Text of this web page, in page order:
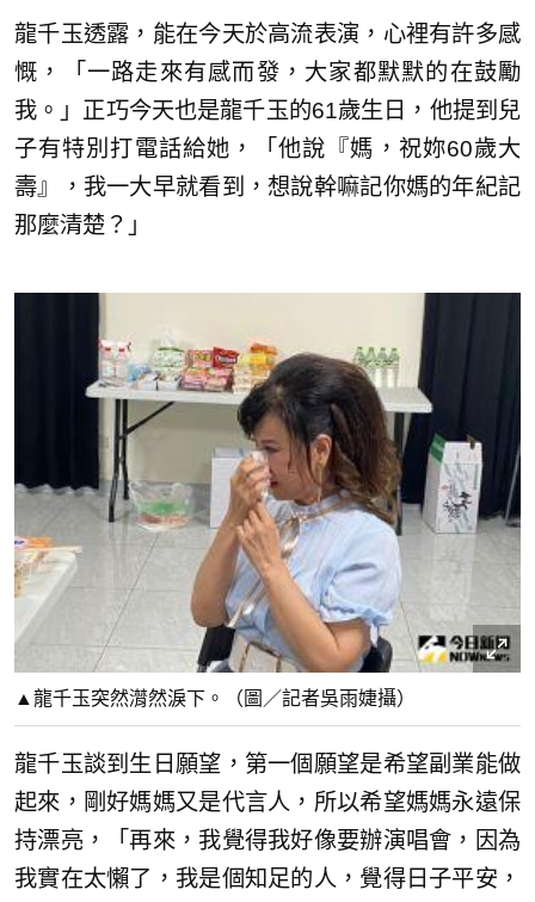
龍千玉透露，能在今天於高流表演，心裡有許多感
慨，「一路走來有感而發，大家都默默的在鼓勵
我。」正巧今天也是龍千玉的61歲生日，他提到兒
子有特別打電話給她，「他說『媽，祝妳60歲大
壽』，我一大早就看到，想說幹嘛記你媽的年紀記
那麼清楚？」
▲龍千玉突然潸然淚下。（圖／記者吳雨婕攝）
龍千玉談到生日願望，第一個願望是希望副業能做
起來，剛好媽媽又是代言人，所以希望媽媽永遠保
持漂亮，「再來，我覺得我好像要辦演唱會，因為
我實在太懶了，我是個知足的人，覺得日子平安，